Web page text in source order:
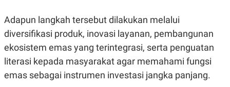
P
U
S
A
T
D
A
I
M
G
E
S
Adapun langkah tersebut dilakukan melalui
diversifikasi produk, inovasi layanan, pembangunan
ekosistem emas yang terintegrasi, serta penguatan
literasi kepada masyarakat agar memahami fungsi
emas sebagai instrumen investasi jangka panjang.